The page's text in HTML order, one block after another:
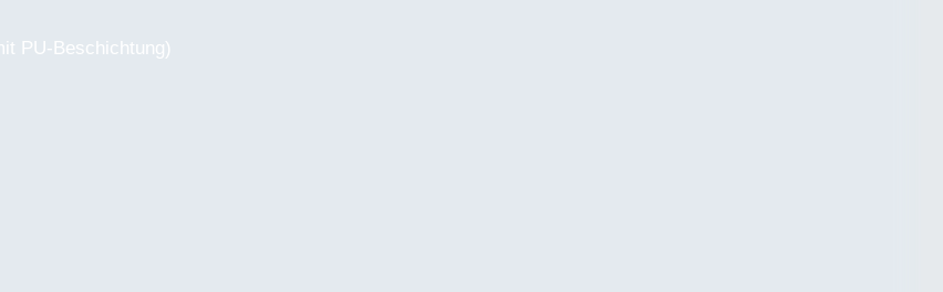
PU-Beschichtung)